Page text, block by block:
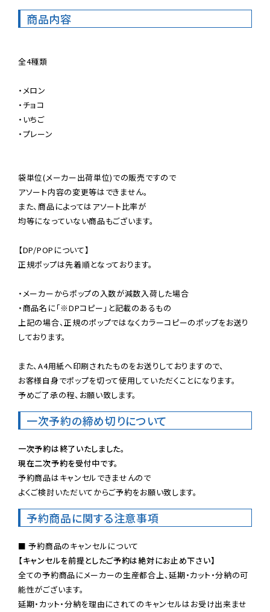
商品内容
全4種類
・メロン
・チョコ
・いちご
・プレーン
袋単位(メーカー出荷単位)での販売ですので
アソート内容の変更等はできません。
また、商品によってはアソート比率が
均等になっていない商品もございます。
【DP/POPについて】
正規ポップは先着順となっております。
・メーカーからポップの入数が減数入荷した場合
・商品名に「※DPコピー」と記載のあるもの
上記の場合、正規のポップではなくカラーコピーのポップをお送り
しております。
また、A4用紙へ印刷されたものをお送りしておりますので、
お客様自身でポップを切って使用していただくことになります。
予めご了承の程、お願い致します。
一次予約の締め切りについて
一次予約は終了いたしました。
現在二次予約を受付中です。
予約商品はキャンセルできませんので
よくご検討いただいてからご予約をお願い致します。
予約商品に関する注意事項
【キャンセルを前提としたご予約は絶対にお止め下さい】
全ての予約商品にメーカーの生産都合上、延期・カット・分納の可
能性がございます。
延期・カット・分納を理由にされてのキャンセルはお受け出来ませ